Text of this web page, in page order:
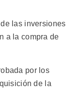
las inversiones
a la compra de
por los
de la